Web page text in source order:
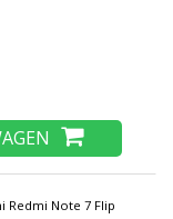
Redmi Note 7 Flip